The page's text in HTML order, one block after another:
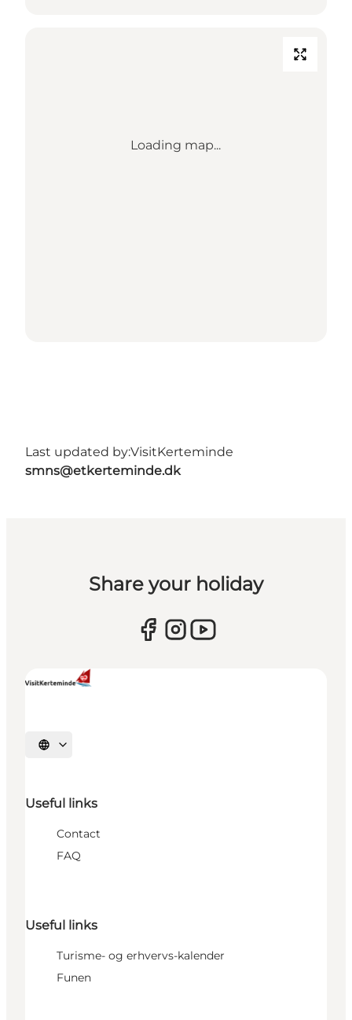
Loading map...
Last updated by:VisitKerteminde
smns@etkerteminde.dk
Share your holiday
Select language
Useful links
Contact
FAQ
Useful links
Turisme- og erhvervs-kalender
Funen